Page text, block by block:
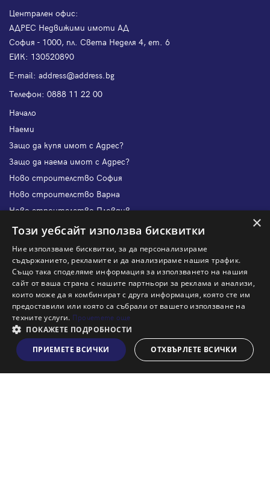
Виж на картата
Централен офис:
АДРЕС Недвижими имоти АД
София - 1000, пл. Света Неделя 4, ет. 6
ЕИК: 130520890
Е-mail: address@address.bg
Телефон: 0888 11 22 00
Начало
Наеми
Защо да купя имот с Адрес?
Защо да наема имот с Адрес?
Ново строителство София
Ново строителство Варна
Ново строителство Пловдив
Ново строителство Бургас
Защо да отдам имот с Адрес?
Наши офиси
Кариери
Кои сме ние?
Франчайз
Блог
Искаш ли да получаваш актуална информация за пазара
на недвижими имоти?
×
Този уебсайт използва бисквитки
Ние използваме бисквитки, за да персонализираме
съдържанието, рекламите и да анализираме нашия трафик.
Също така споделяме информация за използването на нашия
сайт от ваша страна с нашите партньори за реклама и анализи,
които може да я комбинират с друга информация, която сте им
предоставили или която са събрали от вашето използване на
техните услуги. Прочетете още
ПОКАЖЕТЕ ПОДРОБНОСТИ
ПРИЕМЕТЕ ВСИЧКИ
ОТХВЪРЛЕТЕ ВСИЧКИ